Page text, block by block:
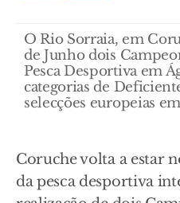
O Rio Sorraia, em
de Junho dois
Pesca Desportiva em
categorias de
selecções europeias
Coruche volta a estar
da pesca desportiva